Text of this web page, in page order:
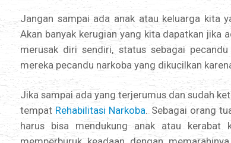
Jangan sampai ada anak atau keluarga kita
Akan banyak kerugian yang kita dapatkan jika
merusak diri sendiri, status sebagai
mereka pecandu narkoba yang dikucilkan
Jika sampai ada yang terjerumus dan sudah
tempat Rehabilitasi Narkoba. Sebagai orang
harus bisa mendukung anak atau